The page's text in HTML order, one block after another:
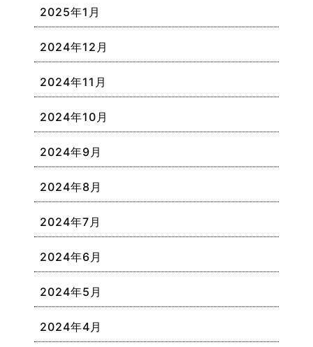
2025年1月
2024年12月
2024年11月
2024年10月
2024年9月
2024年8月
2024年7月
2024年6月
2024年5月
2024年4月